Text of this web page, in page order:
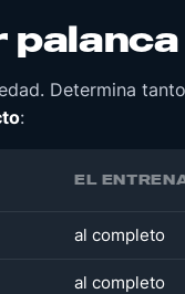
palanca
Determina
:
EL
al completo
al completo